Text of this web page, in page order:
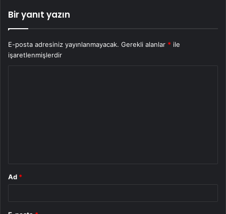
Bir yanıt yazın
E-posta adresiniz yayınlanmayacak. Gerekli alanlar * ile
işaretlenmişlerdir
Ad *